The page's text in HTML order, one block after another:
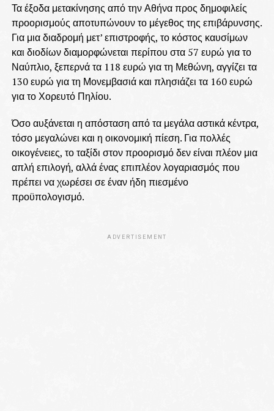
Τα έξοδα μετακίνησης από την Αθήνα προς δημοφιλείς
προορισμούς αποτυπώνουν το μέγεθος της επιβάρυνσης.
Για μια διαδρομή μετ’ επιστροφής, το κόστος καυσίμων
και διοδίων διαμορφώνεται περίπου στα 57 ευρώ για το
Ναύπλιο, ξεπερνά τα 118 ευρώ για τη Μεθώνη, αγγίζει τα
130 ευρώ για τη Μονεμβασιά και πλησιάζει τα 160 ευρώ
για το Χορευτό Πηλίου.
Όσο αυξάνεται η απόσταση από τα μεγάλα αστικά κέντρα,
τόσο μεγαλώνει και η οικονομική πίεση. Για πολλές
οικογένειες, το ταξίδι στον προορισμό δεν είναι πλέον μια
απλή επιλογή, αλλά ένας επιπλέον λογαριασμός που
πρέπει να χωρέσει σε έναν ήδη πιεσμένο
προϋπολογισμό.
ADVERTISEMENT